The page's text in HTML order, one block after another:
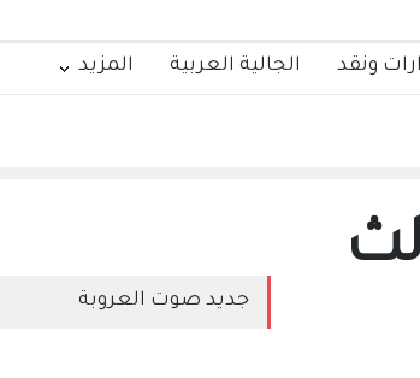
ونقد الجالية العربية المزيد
جديد صوت العروبة